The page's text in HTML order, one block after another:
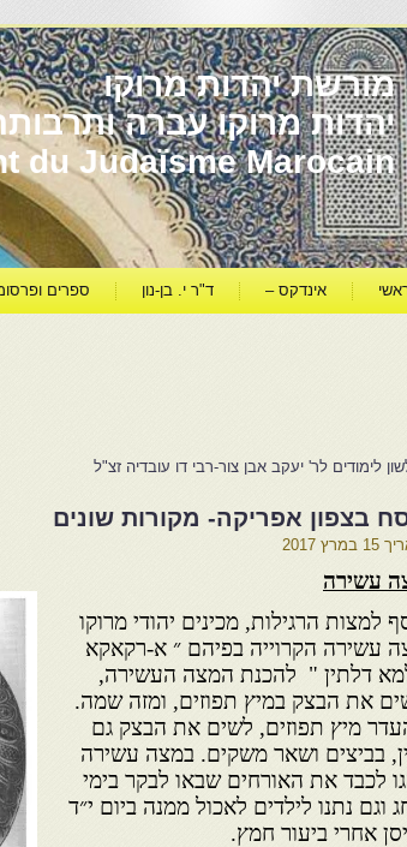
מורשת יהדות מרוקו
du Judaïsme Marocain
אינדקס – ד"ר י. בן-נון ספרים
לימודים לר' יעקב אבן צור-רבי דו עובדיה זצ"ל
בצפון אפריקה- מקורות שונים
15 במרץ 2017
עשירה
למצות הרגילות, מכינים יהודי מרוקו
עשירה הקרוייה בפיהם ״ א-רקאקא
דלתין " להכנת המצה העשירה,
את הבצק במיץ תפוזים, ומזה שמה.
מיץ תפוזים, לשים את הבצק גם
בביצים ושאר משקים. במצה עשירה
לכבד את האורחים שבאו לבקר בימי
וגם נתנו לילדים לאכול ממנה ביום י״ד
אחרי ביעור חמץ.